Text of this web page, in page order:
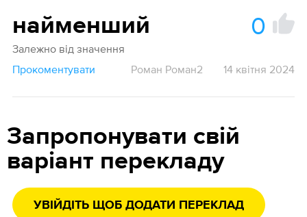
найменший 0
Залежно від значення
Прокоментувати
Роман Роман2 14 квітня 2024
Запропонувати свій
варіант перекладу
УВІЙДІТЬ ЩОБ ДОДАТИ ПЕРЕКЛАД